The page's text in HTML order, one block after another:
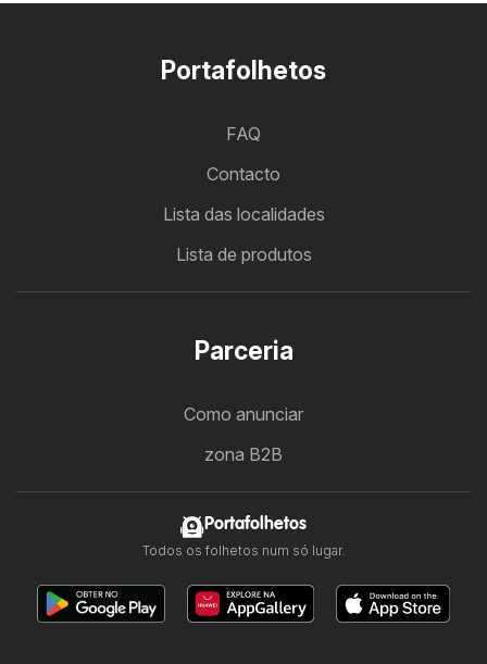
Portafolhetos
FAQ
Contacto
Lista das localidades
Lista de produtos
Parceria
Como anunciar
zona B2B
Portafolhetos
Todos os folhetos num só lugar.